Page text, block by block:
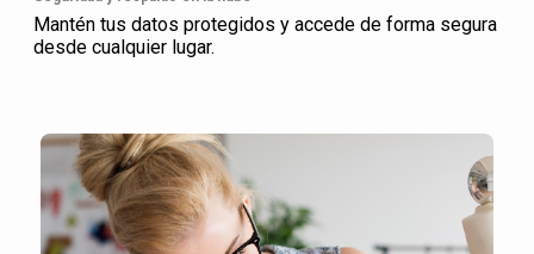
Mantén tus datos protegidos y accede de forma segura
desde cualquier lugar.